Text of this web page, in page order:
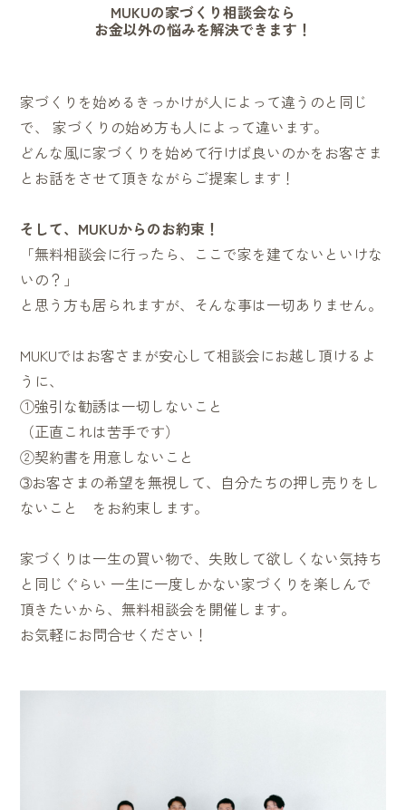
MUKUの家づくり相談会なら
お金以外の悩みを解決できます！
家づくりを始めるきっかけが人によって違うのと同じ
で、 家づくりの始め方も人によって違います。
どんな風に家づくりを始めて行けば良いのかをお客さま
とお話をさせて頂きながらご提案します！
そして、MUKUからのお約束！
「無料相談会に行ったら、ここで家を建てないといけな
いの？」
と思う方も居られますが、そんな事は一切ありません。
MUKUではお客さまが安心して相談会にお越し頂けるよ
うに、
①強引な勧誘は一切しないこと
（正直これは苦手です）
②契約書を用意しないこと
➂お客さまの希望を無視して、自分たちの押し売りをし
ないこと をお約束します。
家づくりは一生の買い物で、失敗して欲しくない気持ち
と同じぐらい 一生に一度しかない家づくりを楽しんで
頂きたいから、無料相談会を開催します。
お気軽にお問合せください！